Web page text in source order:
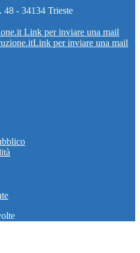
48 - 34134 Trieste
Link per inviare una mail
Link per inviare una mail